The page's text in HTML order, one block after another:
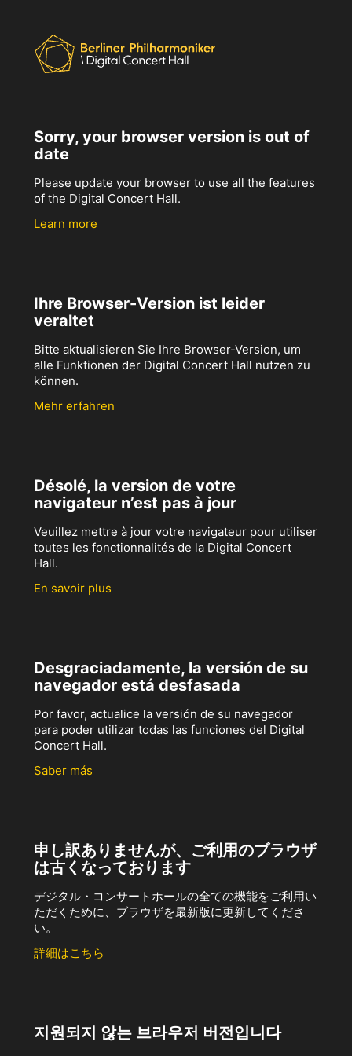
Sorry, your browser version is out of
date
Please update your browser to use all the features
of the Digital Concert Hall.
Learn more
Ihre Browser-Version ist leider
veraltet
Bitte aktualisieren Sie Ihre Browser-Version, um
alle Funktionen der Digital Concert Hall nutzen zu
können.
Mehr erfahren
Désolé, la version de votre
navigateur n’est pas à jour
Veuillez mettre à jour votre navigateur pour utiliser
toutes les fonctionnalités de la Digital Concert
Hall.
En savoir plus
Desgraciadamente, la versión de su
navegador está desfasada
Por favor, actualice la versión de su navegador
para poder utilizar todas las funciones del Digital
Concert Hall.
Saber más
申し訳ありませんが、ご利用のブラウザ
は古くなっております
デジタル・コンサートホールの全ての機能をご利用い
ただくために、ブラウザを最新版に更新してくださ
い。
詳細はこちら
지원되지 않는 브라우저 버전입니다